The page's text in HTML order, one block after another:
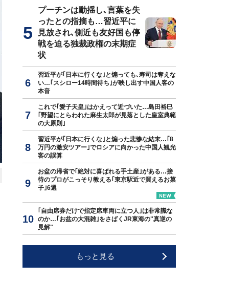
プーチンは動揺し､言葉を失
ったとの指摘も…習近平に
見放され､側近も友好国も停
戦を迫る独裁政権の末期症
状
習近平が｢日本に行くな｣と煽っても､寿司は奪えな
い…｢スシロー14時間待ち｣が映し出す中国人客の
本音
これで｢愛子天皇｣はかえって近づいた…島田裕巳
｢野望にとらわれた麻生太郎が見落とした皇室典範
の大原則｣
習近平が｢日本に行くな｣と煽った悲惨な結末…｢8
万円の激安ツアー｣でロシアに向かった中国人観光
客の誤算
お盆の帰省で｢絶対に喜ばれる手土産｣がある…接
待のプロがこっそり教える｢東京駅近で買えるお菓
子｣6選
｢自由席券だけで指定席車両に立つ人｣は非常識な
のか…｢お盆の大混雑｣をさばくJR東海の"真逆の
見解"
もっと見る